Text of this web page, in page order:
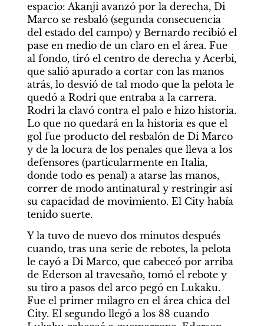
espacio: Akanji avanzó por la derecha, Di
Marco se resbaló (segunda consecuencia
del estado del campo) y Bernardo recibió el
pase en medio de un claro en el área. Fue
al fondo, tiró el centro de derecha y Acerbi,
que salió apurado a cortar con las manos
atrás, lo desvió de tal modo que la pelota le
quedó a Rodri que entraba a la carrera.
Rodri la clavó contra el palo e hizo historia.
Lo que no quedará en la historia es que el
gol fue producto del resbalón de Di Marco
y de la locura de los penales que lleva a los
defensores (particularmente en Italia,
donde todo es penal) a atarse las manos,
correr de modo antinatural y restringir así
su capacidad de movimiento. El City había
tenido suerte.
Y la tuvo de nuevo dos minutos después
cuando, tras una serie de rebotes, la pelota
le cayó a Di Marco, que cabeceó por arriba
de Ederson al travesaño, tomó el rebote y
su tiro a pasos del arco pegó en Lukaku.
Fue el primer milagro en el área chica del
City. El segundo llegó a los 88 cuando